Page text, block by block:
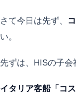
さて今日は先ず、
い。
先ずは、HISの子会
イタリア客船「コ